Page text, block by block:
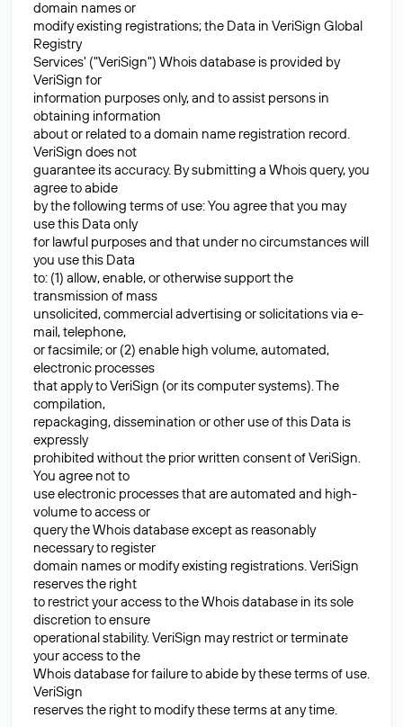
domain names or
modify existing registrations; the Data in VeriSign Global
Registry
Services' ("VeriSign") Whois database is provided by
VeriSign for
information purposes only, and to assist persons in
obtaining information
about or related to a domain name registration record.
VeriSign does not
guarantee its accuracy. By submitting a Whois query, you
agree to abide
by the following terms of use: You agree that you may
use this Data only
for lawful purposes and that under no circumstances will
you use this Data
to: (1) allow, enable, or otherwise support the
transmission of mass
unsolicited, commercial advertising or solicitations via e-
mail, telephone,
or facsimile; or (2) enable high volume, automated,
electronic processes
that apply to VeriSign (or its computer systems). The
compilation,
repackaging, dissemination or other use of this Data is
expressly
prohibited without the prior written consent of VeriSign.
You agree not to
use electronic processes that are automated and high-
volume to access or
query the Whois database except as reasonably
necessary to register
domain names or modify existing registrations. VeriSign
reserves the right
to restrict your access to the Whois database in its sole
discretion to ensure
operational stability. VeriSign may restrict or terminate
your access to the
Whois database for failure to abide by these terms of use.
VeriSign
reserves the right to modify these terms at any time.